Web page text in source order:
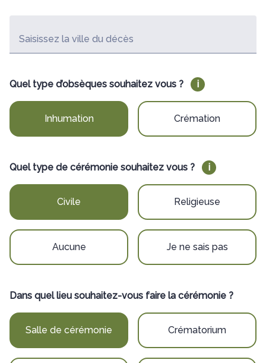
Saisissez la ville du décès
Quel type d’obsèques souhaitez vous ? i
Inhumation Crémation
Quel type de cérémonie souhaitez vous ? i
Civile Religieuse
Aucune Je ne sais pas
Dans quel lieu souhaitez-vous faire la cérémonie ?
Salle de cérémonie Crématorium